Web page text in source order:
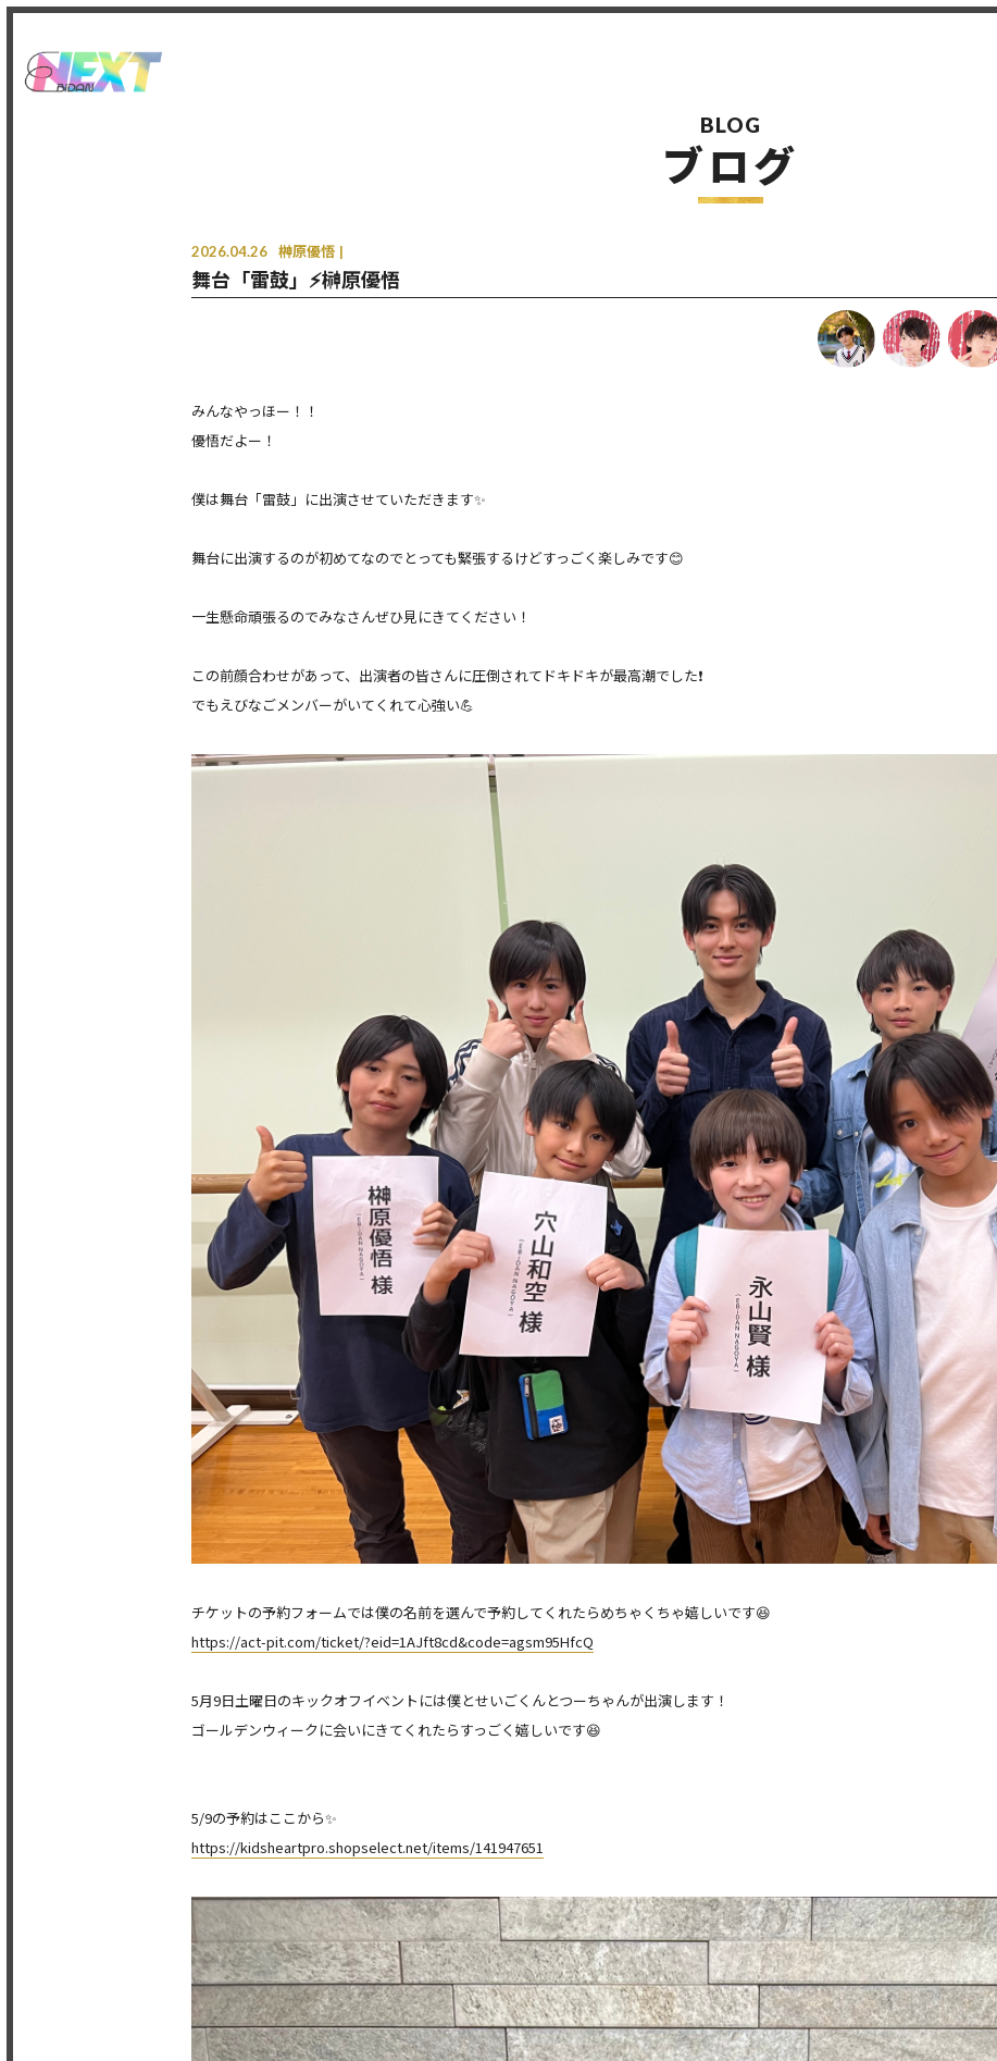
BLOG
ブログ
2026.04.26 榊󠄀原優悟
舞台「雷鼓」⚡️榊原優悟
みんなやっほー！！
優悟だよー！
僕は舞台「雷鼓」に出演させていただきます✨
舞台に出演するのが初めてなのでとっても緊張するけどすっごく楽しみです😊
一生懸命頑張るのでみなさんぜひ見にきてください！
この前顔合わせがあって、出演者の皆さんに圧倒されてドキドキが最高潮でした❗️
でもえびなごメンバーがいてくれて心強い💪
チケットの予約フォームでは僕の名前を選んで予約してくれたらめちゃくちゃ嬉しいです😆
https://act-pit.com/ticket/?eid=1AJft8cd&code=agsm95HfcQ
5月9日土曜日のキックオフイベントには僕とせいごくんとつーちゃんが出演します！
ゴールデンウィークに会いにきてくれたらすっごく嬉しいです😆
5/9の予約はここから✨
https://kidsheartpro.shopselect.net/items/141947651